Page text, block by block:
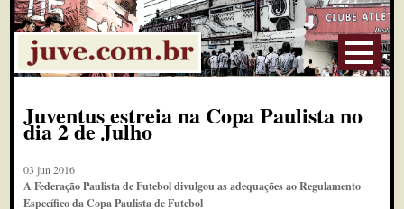
Juventus estreia na Copa Paulista no
dia 2 de Julho
03 jun 2016
A Federação Paulista de Futebol divulgou as adequações ao Regulamento
Específico da Copa Paulista de Futebol